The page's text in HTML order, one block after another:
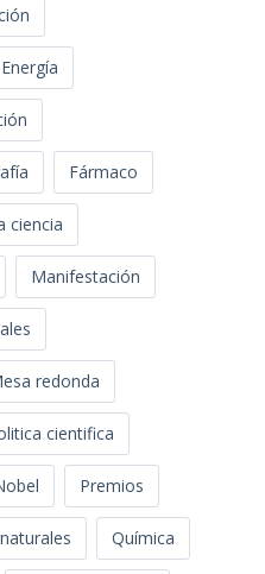
Energía
Fármaco
ciencia
Manifestación
redonda
cientifica
Premios
Química